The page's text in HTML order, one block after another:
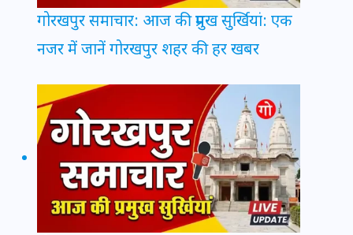
गोरखपुर समाचार: आज की प्रमुख सुर्खियां: एक
नजर में जानें गोरखपुर शहर की हर खबर